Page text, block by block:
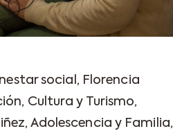
social, Florencia
Cultura y Turismo,
Adolescencia y Familia,